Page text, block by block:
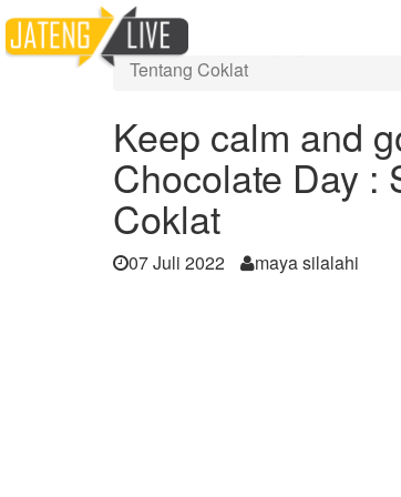
Home
Keep calm and gorge on
Tentang Coklat
Keep calm and
Chocolate Day :
Coklat
07 Juli 2022 maya silalahi